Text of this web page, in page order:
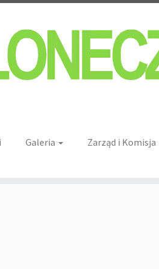
Galeria Zarząd i Komisja